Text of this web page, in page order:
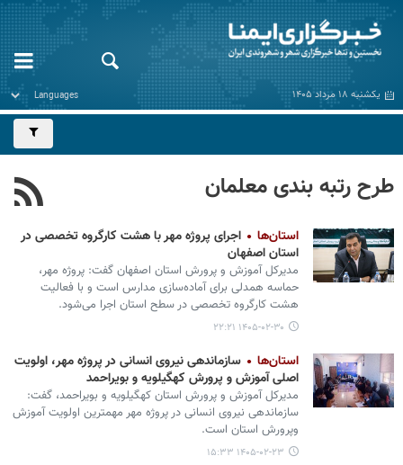
یکشنبه ۱۸ مرداد ۱۴۰۵
طرح رتبه بندی معلمان
استان‌ها
اجرای پروژه مهر با هشت کارگروه تخصصی در
استان اصفهان
مدیرکل آموزش و پرورش استان اصفهان گفت: پروژه مهر،
حماسه همدلی برای آماده‌سازی مدارس است و با فعالیت
هشت کارگروه تخصصی در سطح استان اجرا می‌شود.
۱۴۰۵-۰۲-۳۰ ۲۲:۲۱
استان‌ها
سازماندهی نیروی انسانی در پروژه مهر، اولویت
اصلی آموزش و پرورش کهگیلویه و بویراحمد
مدیرکل آموزش و پرورش استان کهگیلویه و بویراحمد، گفت:
سازماندهی نیروی انسانی در پروژه مهر مهمترین اولویت آموزش
وپرورش استان است.
۱۴۰۵-۰۲-۲۳ ۱۵:۳۳